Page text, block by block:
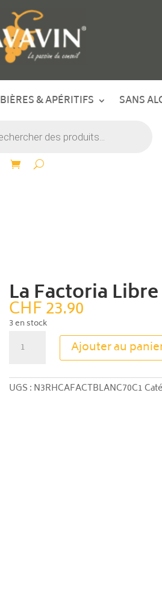
BIÈRES & APÉRITIFS SANS
La Factoria
CHF23.90
3 en stock
Factoria
Libre
Ajouter au
UGS : N3RHCAFACTBLANC70C1